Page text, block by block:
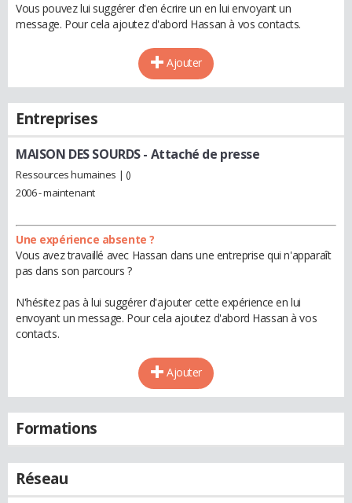
Vous pouvez lui suggérer d'en écrire un en lui envoyant un
message. Pour cela ajoutez d'abord Hassan à vos contacts.
Ajouter
Entreprises
MAISON DES SOURDS- Attaché de presse
Ressources humaines | ()
2006 - maintenant
Une expérience absente ?
Vous avez travaillé avec Hassan dans une entreprise qui n'apparaît
pas dans son parcours ?
N'hésitez pas à lui suggérer d'ajouter cette expérience en lui
envoyant un message. Pour cela ajoutez d'abord Hassan à vos
contacts.
Ajouter
Formations
Réseau